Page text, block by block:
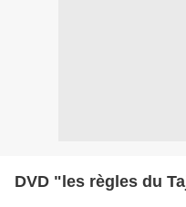
DVD "les règles du